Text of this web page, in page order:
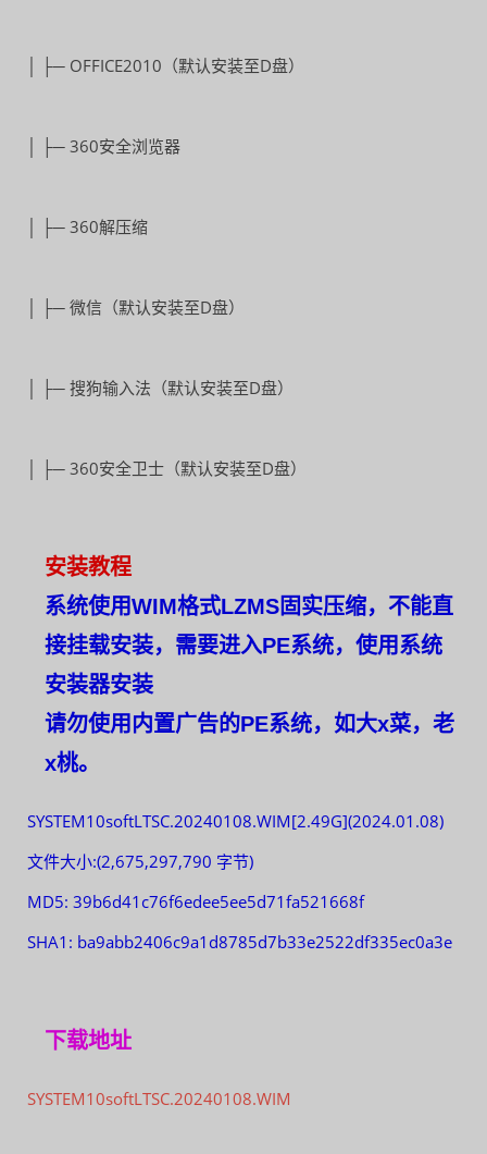
│ ├─ OFFICE2010（默认安装至D盘）
│ ├─ 360安全浏览器
│ ├─ 360解压缩
│ ├─ 微信（默认安装至D盘）
│ ├─ 搜狗输入法（默认安装至D盘）
│ ├─ 360安全卫士（默认安装至D盘）
安装教程
系统使用WIM格式LZMS固实压缩，不能直
接挂载安装，需要进入PE系统，使用系统
安装器安装
请勿使用内置广告的PE系统，如大x菜，老
x桃。
SYSTEM10softLTSC.20240108.WIM[2.49G](2024.01.08)
文件大小:(2,675,297,790 字节)
MD5: 39b6d41c76f6edee5ee5d71fa521668f
SHA1: ba9abb2406c9a1d8785d7b33e2522df335ec0a3e
下载地址
SYSTEM10softLTSC.20240108.WIM